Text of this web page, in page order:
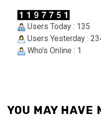
Users Today : 135
Users Yesterday :
Who's Online : 1
YOU MAY HAVE